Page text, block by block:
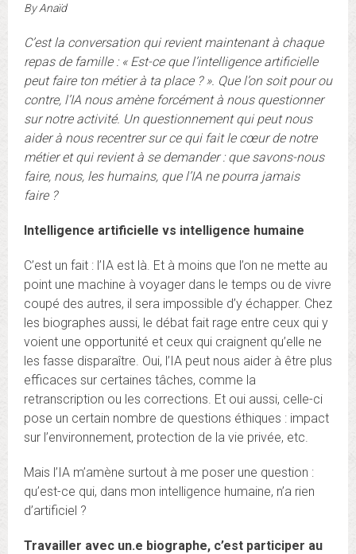
ByAnaïd
C’est la conversation qui revient maintenant à chaque
repas de famille : « Est-ce que l’intelligence artificielle
peut faire ton métier à ta place ? ». Que l’on soit pour ou
contre, l’IA nous amène forcément à nous questionner
sur notre activité. Un questionnement qui peut nous
aider à nous recentrer sur ce qui fait le cœur de notre
métier et qui revient à se demander : que savons-nous
faire, nous, les humains, que l’IA ne pourra jamais
faire ?
Intelligence artificielle vs intelligence humaine
C’est un fait : l’IA est là. Et à moins que l’on ne mette au
point une machine à voyager dans le temps ou de vivre
coupé des autres, il sera impossible d’y échapper. Chez
les biographes aussi, le débat fait rage entre ceux qui y
voient une opportunité et ceux qui craignent qu’elle ne
les fasse disparaître. Oui, l’IA peut nous aider à être plus
efficaces sur certaines tâches, comme la
retranscription ou les corrections. Et oui aussi, celle-ci
pose un certain nombre de questions éthiques : impact
sur l’environnement, protection de la vie privée, etc.
Mais l’IA m’amène surtout à me poser une question :
qu’est-ce qui, dans mon intelligence humaine, n’a rien
d’artificiel ?
Travailler avec un.e biographe, c’est participer au